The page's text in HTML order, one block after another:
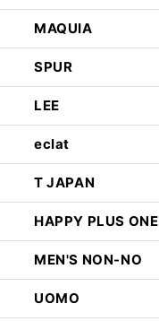
MAQUIA
SPUR
LEE
eclat
T JAPAN
HAPPY PLUS ONE
MEN'S NON-NO
UOMO